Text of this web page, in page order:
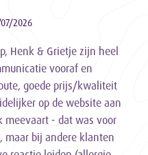
2026
Henk & Grietje zijn heel
vooraf en
goede prijs/kwaliteit
op de website aan
meevaart - dat was voor
maar bij andere klanten